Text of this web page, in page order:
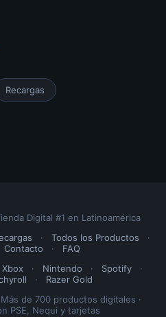
Recargas
Digital #1 en Latinoamérica
· Todos los Productos
·
Contacto ·
FAQ
Xbox · Nintendo · Spotify
·
·
Razer Gold
de 700 productos digitales ·
PSE, Nequi y tarjetas